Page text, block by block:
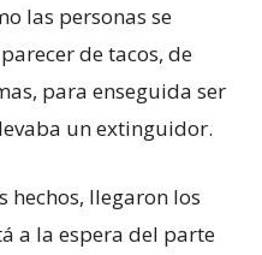
las personas se
de tacos, de
para enseguida ser
un extinguidor.
hechos, llegaron los
a la espera del parte